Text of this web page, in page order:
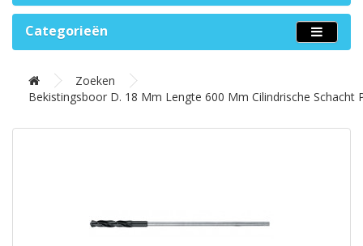
Categorieën
Zoeken
Bekistingsboor D. 18 Mm Lengte 600 Mm Cilindrische Schacht